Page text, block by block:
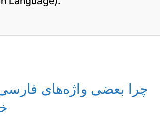
چرا بعضی واژه‌های